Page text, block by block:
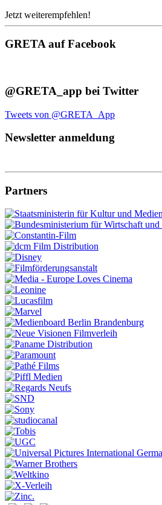
Jetzt weiterempfehlen!
GRETA auf Facebook
@GRETA_app bei Twitter
Tweets von @GRETA_App
Newsletter anmeldung
Partners